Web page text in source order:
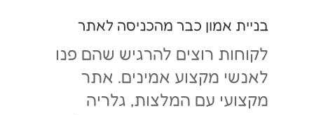
בניית אמון כבר מהכניסה לאתר
לקוחות רוצים להרגיש שהם פנו
לאנשי מקצוע אמינים. אתר
מקצועי עם המלצות, גלריה